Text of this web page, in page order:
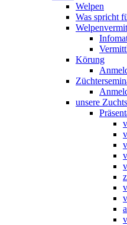
Welpen
Was spricht
Körung
unsere